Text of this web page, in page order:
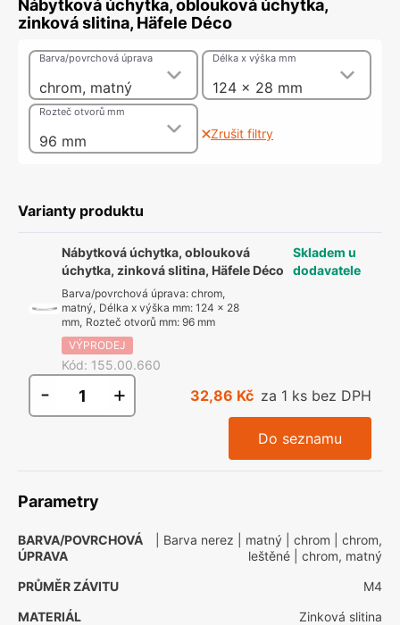
Nábytková úchytka, oblouková úchytka,
zinková slitina, Häfele Déco
chrom, matný
Barva/povrchová úprava
124 x 28 mm
Délka x výška mm
96 mm
Rozteč otvorů mm
Zrušit filtry
Varianty produktu
Nábytková úchytka, oblouková
úchytka, zinková slitina, Häfele Déco
Barva/povrchová úprava: chrom,
matný, Délka x výška mm: 124 x 28
mm, Rozteč otvorů mm: 96 mm
VÝPRODEJ
Kód: 155.00.660
Skladem u
dodavatele
- + 32,86 Kč za 1 ks bez DPH
Do seznamu
Parametry
BARVA/POVRCHOVÁ
ÚPRAVA
| Barva nerez | matný | chrom | chrom,
leštěné | chrom, matný
PRŮMĚR ZÁVITU
M4
MATERIÁL
Zinková slitina